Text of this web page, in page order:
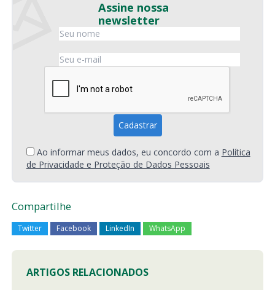
Assine nossa
newsletter
Ao informar meus dados, eu concordo com a Política
de Privacidade e Proteção de Dados Pessoais
Compartilhe
Twitter Facebook LinkedIn WhatsApp
ARTIGOS RELACIONADOS